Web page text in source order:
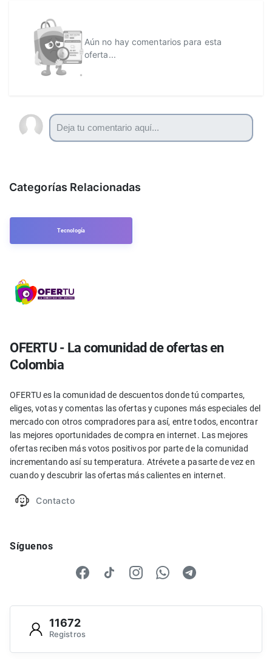
Aún no hay comentarios para esta
oferta...
Categorías Relacionadas
Tecnología
OFERTU - La comunidad de ofertas en
Colombia
OFERTU es la comunidad de descuentos donde tú compartes,
eliges, votas y comentas las ofertas y cupones más especiales del
mercado con otros compradores para así, entre todos, encontrar
las mejores oportunidades de compra en internet. Las mejores
ofertas reciben más votos positivos por parte de la comunidad
incrementando así su temperatura. Atrévete a pasarte de vez en
cuando y descubrir las ofertas más calientes en internet.
Contacto
Síguenos
11672
Registros